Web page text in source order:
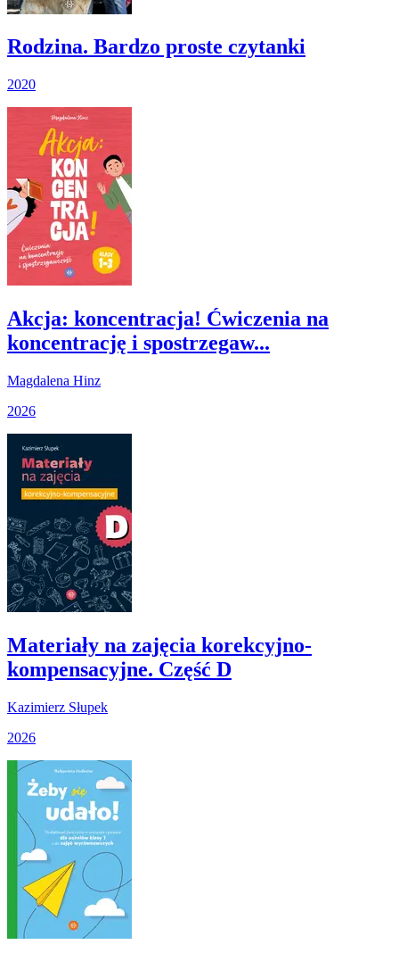
Rodzina. Bardzo proste czytanki
2020
Akcja: koncentracja! Ćwiczenia na
koncentrację i spostrzegaw...
Magdalena Hinz
2026
Materiały na zajęcia korekcyjno-
kompensacyjne. Część D
Kazimierz Słupek
2026